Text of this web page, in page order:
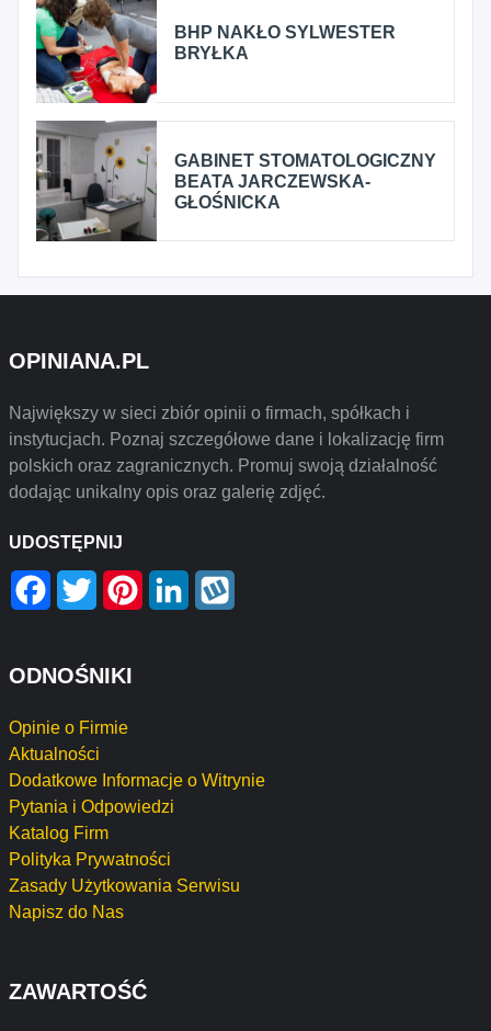
BHP NAKŁO SYLWESTER
BRYŁKA
GABINET STOMATOLOGICZNY
BEATA JARCZEWSKA-
GŁOŚNICKA
OPINIANA.PL
Największy w sieci zbiór opinii o firmach, spółkach i
instytucjach. Poznaj szczegółowe dane i lokalizację firm
polskich oraz zagranicznych. Promuj swoją działalność
dodając unikalny opis oraz galerię zdjęć.
UDOSTĘPNIJ
Facebook
Twitter PinterestLinkedIn
ODNOŚNIKI
Opinie o Firmie
Aktualności
Dodatkowe Informacje o Witrynie
Pytania i Odpowiedzi
Katalog Firm
Polityka Prywatności
Zasady Użytkowania Serwisu
Napisz do Nas
ZAWARTOŚĆ